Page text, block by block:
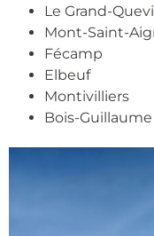
Le Grand-
Mont-Saint-
Fécamp
Elbeuf
Montivilliers
Bois-Guillaume